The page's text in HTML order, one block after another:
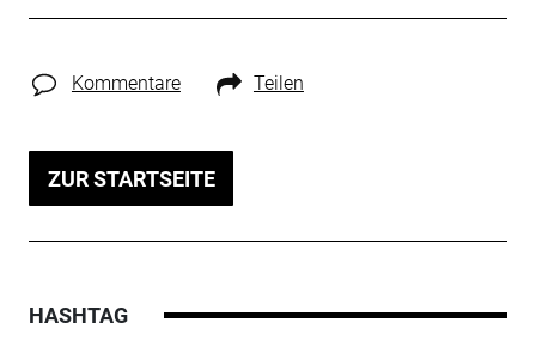
Kommentare Teilen
ZUR STARTSEITE
HASHTAG